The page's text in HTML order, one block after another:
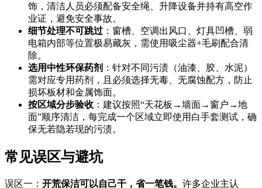
饰，清洁人员必须配备安全绳、升降设备并持有高空作
业证，避免安全事故。
细节处理不可跳过 ：窗槽、空调出风口、灯具凹槽、弱
电箱内部等位置极易藏灰，需使用吸尘器+毛刷配合清
除。
选用中性环保药剂 ：针对不同污渍（油漆、胶、水泥）
需对应专用药剂，且必须选择无毒、无腐蚀配方，防止
损坏板材和金属饰面。
按区域分步验收 ：建议按照“天花板→墙面→窗户→地
面”顺序清洁，每完成一个区域立即使用白手套测试，确
保无若隐若现的污渍。
常见误区与避坑
误区一： 开荒保洁可以自己干，省一笔钱。 许多企业主认